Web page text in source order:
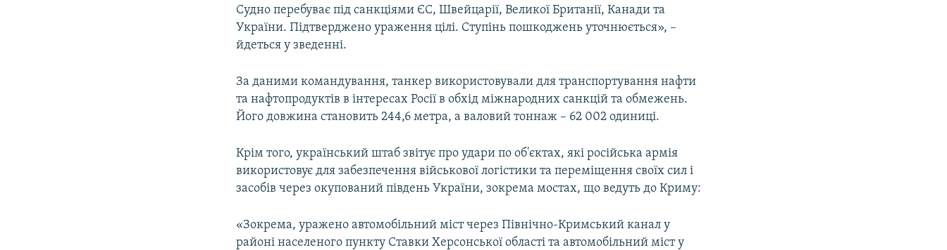
Судно перебуває під санкціями ЄС, Швейцарії, Великої Британії, Канади та
України. Підтверджено ураження цілі. Ступінь пошкоджень уточнюється», –
йдеться у зведенні.
За даними командування, танкер використовували для транспортування нафти
та нафтопродуктів в інтересах Росії в обхід міжнародних санкцій та обмежень.
Його довжина становить 244,6 метра, а валовий тоннаж – 62 002 одиниці.
Крім того, український штаб звітує про удари по об'єктах, які російська армія
використовує для забезпечення військової логістики та переміщення своїх сил і
засобів через окупований південь України, зокрема мостах, що ведуть до Криму:
«Зокрема, уражено автомобільний міст через Північно-Кримський канал у
районі населеного пункту Ставки Херсонської області та автомобільний міст у